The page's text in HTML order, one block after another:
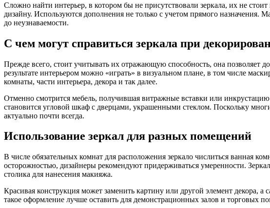
Сложно найти интерьер, в котором бы не присутствовали зеркала, их не
дизайну. Используются дополнения не только с учетом прямого назначения.
до неузнаваемости.
С чем могут справиться зеркала при
Прежде всего, стоит учитывать их отражающую способность, она позволяет
результате интерьером можно «играть» в визуальном плане, в том числе
комнаты, части интерьера, декора и так далее.
Отменно смотрится мебель, получившая витражные вставки или
становится угловой шкаф с дверцами, украшенными стеклом. Поскольку
актуально почти всегда.
Использование зеркал для разных помещений
В числе обязательных комнат для расположения зеркало числиться ванная
осторожностью, дизайнеры рекомендуют придерживаться умеренности.
столика для нанесения макияжа.
Красивая конструкция может заменить картину или другой элемент декора,
такое оформление лучше оставить для демонстрационных залов и торговых